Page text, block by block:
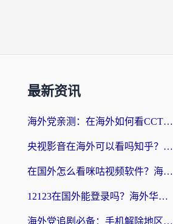
最新资讯
海外党亲测：在海外如何看CCTV？告别“仅限大陆播放”的实用指南
央视影音在海外可以看吗知乎？留学生亲测：3步解决地域限制+追剧自由
在国外怎么看咪咕视频软件？海外党亲测有效的回国加速方案
12123在国外能登录吗？海外华人必看的回国加速实用指南
海外党追剧必备：手机解除地区限制app怎么选？解决央视视频&国内剧地区限制全指南